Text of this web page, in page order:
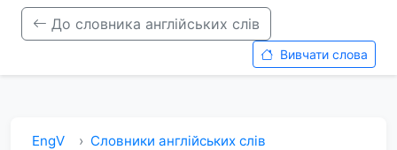
До словника англійських слів
Вивчати слова
EngV
Словники англійських слів